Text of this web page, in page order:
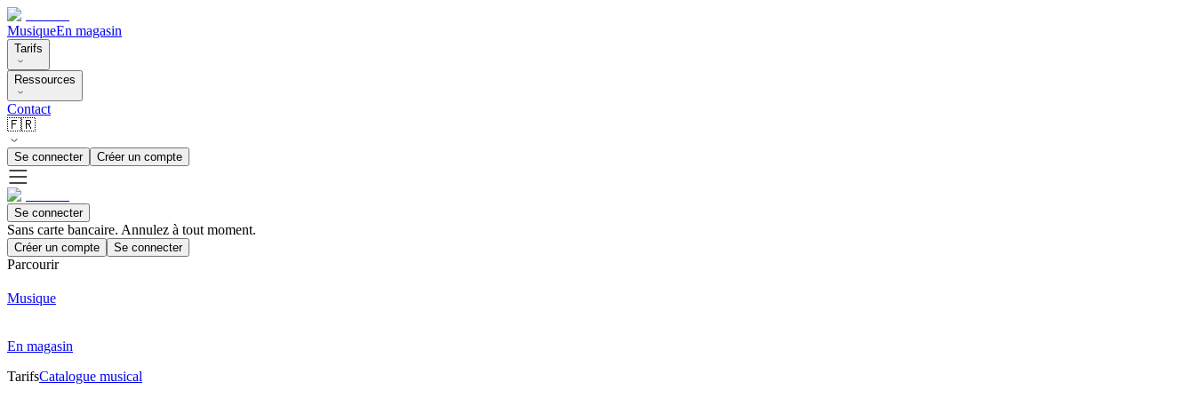
MusiqueEn magasin
Tarifs
Ressources
Contact
🇫🇷
Se connecter Créer un compte
Se connecter
Sans carte bancaire. Annulez à tout moment.
Créer un compte Se connecter
Parcourir
Musique
En magasin
TarifsCatalogue musical